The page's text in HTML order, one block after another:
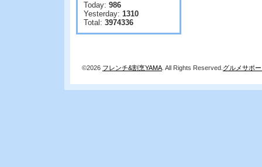
Today: 986
Yesterday: 1310
Total: 3974336
©2026 フレンチ&割烹YAMA . All Rights Reserved. グルメサポ